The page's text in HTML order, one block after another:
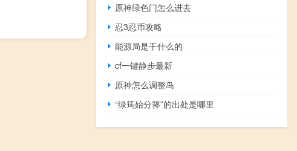
原神绿色门怎么进去
忍3忍币攻略
能源局是干什么的
cf一键静步最新
原神怎么调整岛
“绿筠始分箨”的出处是哪里